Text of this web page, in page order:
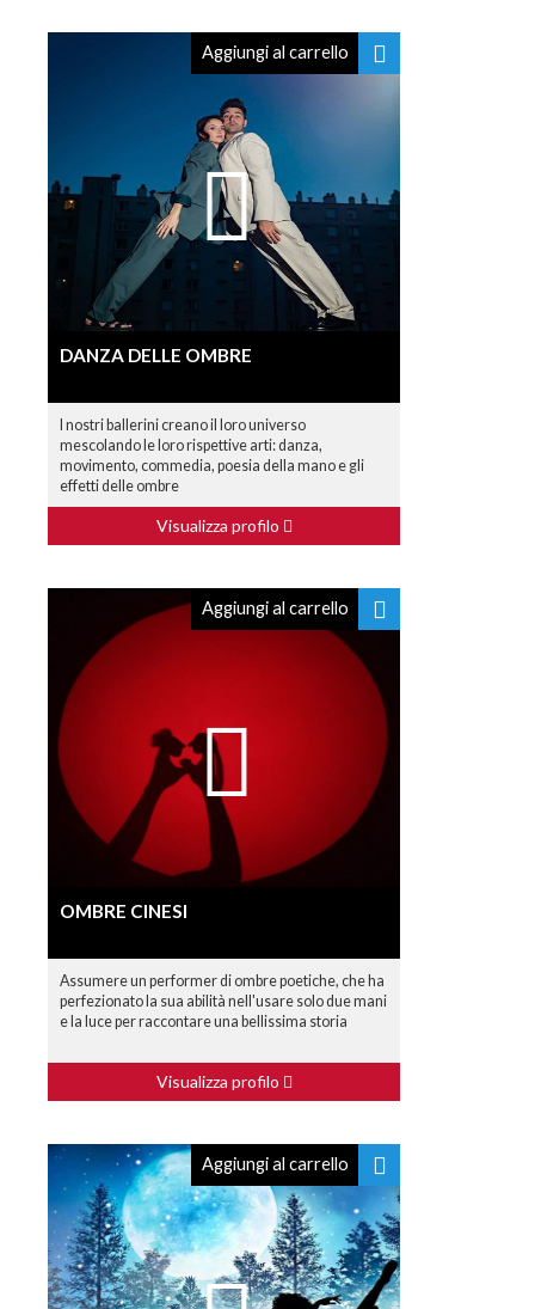
Aggiungi al carrello
DANZA DELLE OMBRE
I nostri ballerini creano il loro universo
mescolando le loro rispettive arti: danza,
movimento, commedia, poesia della mano e gli
effetti delle ombre
Visualizza profilo
Aggiungi al carrello
OMBRE CINESI
Assumere un performer di ombre poetiche, che ha
perfezionato la sua abilità nell'usare solo due mani
e la luce per raccontare una bellissima storia
Visualizza profilo
Aggiungi al carrello